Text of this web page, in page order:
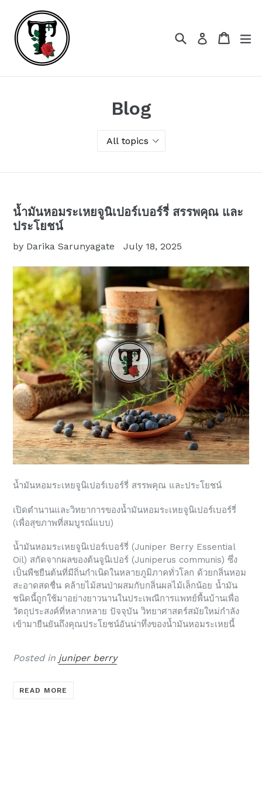
content
SearchLog in Cart
Cart
Blog
น้ำมันหอมระเหยจูนิเปอร์เบอร์รี่ สรรพคุณ และ
ประโยชน์
by Darika Sarunyagate July 18, 2025
น้ำมันหอมระเหยจูนิเปอร์เบอร์รี่ สรรพคุณ และประโยชน์
เปิดตำนานและวิทยาการของน้ำมันหอมระเหยจูนิเปอร์เบอร์รี่
(เพื่อสุขภาพที่สมบูรณ์แบบ)
น้ำมันหอมระเหยจูนิเปอร์เบอร์รี่ (Juniper Berry Essential
Oil) สกัดจากผลของต้นจูนิเปอร์ (Juniperus communis) ซึ่ง
เป็นพืชยืนต้นที่มีถิ่นกำเนิดในหลายภูมิภาคทั่วโลก ด้วยกลิ่นหอม
สะอาดสดชื่น คล้ายไม้สนป่าผสมกับกลิ่นผลไม้เล็กน้อย น้ำมัน
ชนิดนี้ถูกใช้มาอย่างยาวนานในประเพณีการแพทย์พื้นบ้านเพื่อ
วัตถุประสงค์ที่หลากหลาย ปัจจุบัน วิทยาศาสตร์สมัยใหม่กำลัง
เข้ามายืนยันถึงคุณประโยชน์อันน่าทึ่งของน้ำมันหอมระเหยนี้
Posted in juniper berry
READ MORE